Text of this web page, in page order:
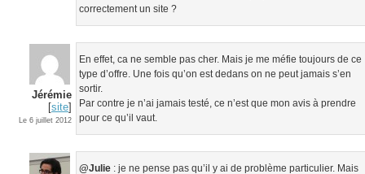
correctement un site ?
Jérémie
[site]
Le 6 juillet 2012
En effet, ca ne semble pas cher. Mais je me méfie toujours de ce
type d’offre. Une fois qu’on est dedans on ne peut jamais s’en
sortir.
Par contre je n’ai jamais testé, ce n’est que mon avis à prendre
pour ce qu’il vaut.
@Julie : je ne pense pas qu’il y ai de problème particulier. Mais